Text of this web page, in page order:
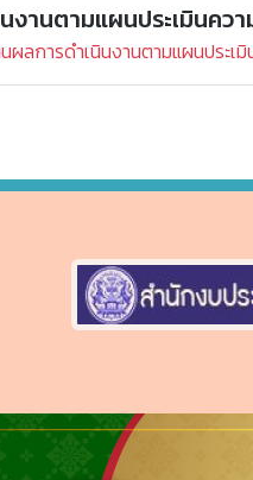
งานตามแผนประเมินคว
ผลการดำเนินงานตามแผนประเ